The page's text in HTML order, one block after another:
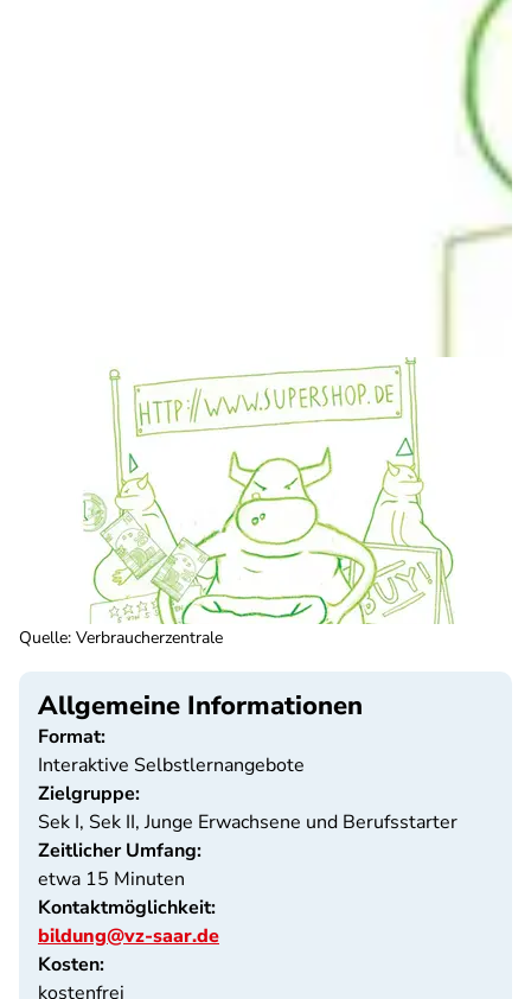
Quelle: Verbraucherzentrale
Allgemeine Informationen
Format:
Interaktive Selbstlernangebote
Zielgruppe:
Sek I, Sek II, Junge Erwachsene und Berufsstarter
Zeitlicher Umfang:
etwa 15 Minuten
Kontaktmöglichkeit:
bildung@vz-saar.de
Kosten:
kostenfrei